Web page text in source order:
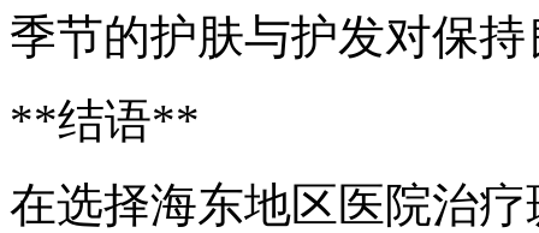
季节的护肤与护发对保
**结语**
在选择海东地区医院治